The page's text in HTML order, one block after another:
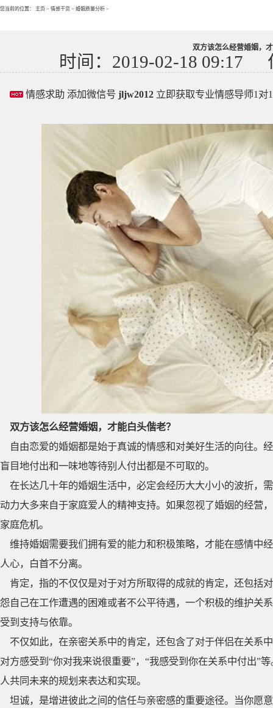
您当前的位置： 主页 > 情感干货 > 婚姻质量分析 >
双方该怎么经营婚姻，
时间：2019-02-18 09:17
情感求助 添加微信号 jljw2012 立即获取专业情感导师1对
双方该怎么经营婚姻，才能白头偕老？
自由恋爱的婚姻都是始于真诚的情感和对美好生活的向往。
盲目地付出和一味地等待别人付出都是不可取的。
在长达几十年的婚姻生活中，必定会经历大大小小的波折，
动力大多来自于家庭爱人的精神支持。如果忽视了婚姻的经营
家庭危机。
维持婚姻需要我们拥有爱的能力和积极策略，才能在感情中
人心，白首不分离。
肯定，指的不仅仅是对于对方所取得的成就的肯定，还包括
怨自己在工作遭遇的困难或者不公平待遇，一个积极的维护关
受到支持与依靠。
不仅如此，在亲密关系中的肯定，还包含了对于伴侣在关系
对方感受到“你对我来说很重要”，“我感受到你在关系中付出”
人共同未来的规划来表达和实现。
坦诚，是增进彼此之间的信任与亲密感的重要途径。当你愿